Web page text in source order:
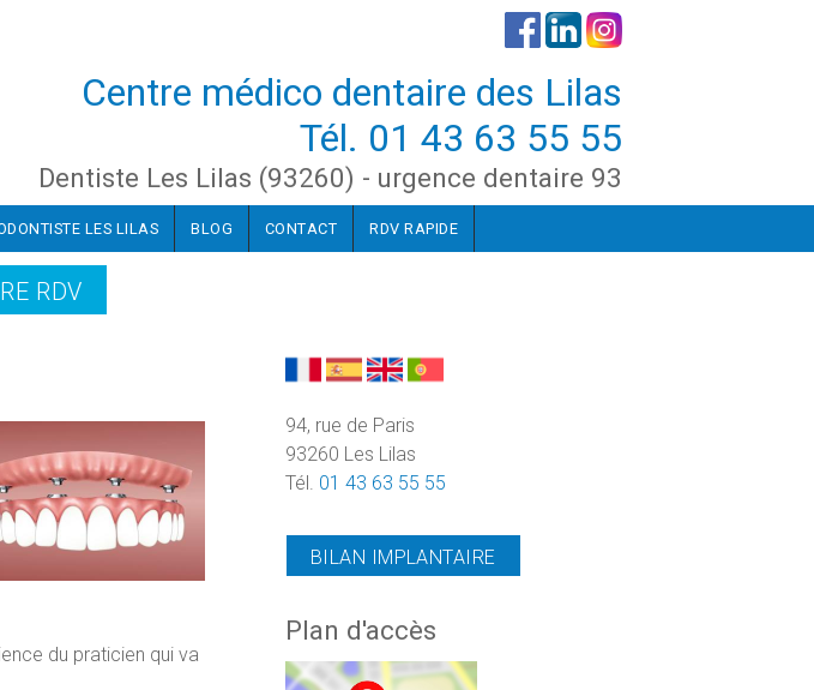
Centre médico dentaire des Lilas
Tél. 01 43 63 55 55
Dentiste Les Lilas (93260) - urgence dentaire 93
LES LILAS BLOG CONTACT RDV RAPIDE
RDV
du praticien qui va
94, rue de Paris
93260 Les Lilas
Tél. 01 43 63 55 55
BILAN IMPLANTAIRE
Plan d'accès